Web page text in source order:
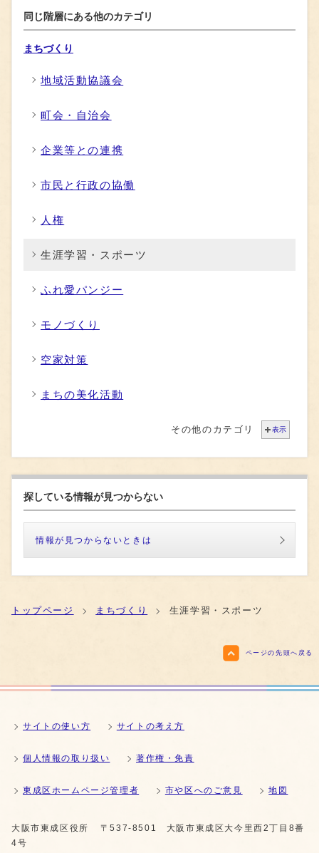
同じ階層にある他のカテゴリ
まちづくり
地域活動協議会
町会・自治会
企業等との連携
市民と行政の協働
人権
生涯学習・スポーツ
ふれ愛パンジー
モノづくり
空家対策
まちの美化活動
その他のカテゴリ 表示
探している情報が見つからない
情報が見つからないときは
トップページ まちづくり 生涯学習・スポーツ
ページの先頭へ戻る
サイトの使い方 サイトの考え方
個人情報の取り扱い 著作権・免責
東成区ホームページ管理者 市や区へのご意見 地図
大阪市東成区役所
〒537-8501 大阪市東成区大今里西2丁目8番
4号